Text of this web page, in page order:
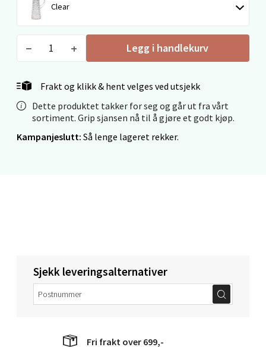
Clear
Legg i handlekurv
Frakt og klikk & hent velges ved utsjekk
Dette produktet takker for seg og går ut fra vårt
sortiment. Grip sjansen nå til å gjøre et godt kjøp.
Kampanjeslutt: Så lenge lageret rekker.
Sjekk leveringsalternativer
Fri frakt over 699,-
Narvik - Thon Senter Malmporten
Bolagsgata 1, 8514 Narvik
Åpent i dag 10-20
Velg